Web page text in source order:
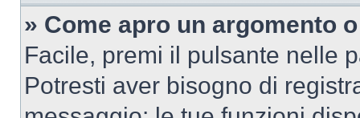
» Come apro un argomento
Facile, premi il pulsante nelle
Potresti aver bisogno di